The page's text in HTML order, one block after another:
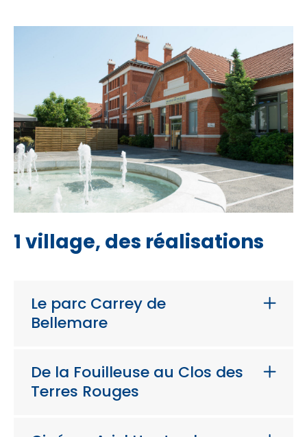
1 village, des réalisations
Le parc Carrey de
Bellemare
De la Fouilleuse au Clos des
Terres Rouges